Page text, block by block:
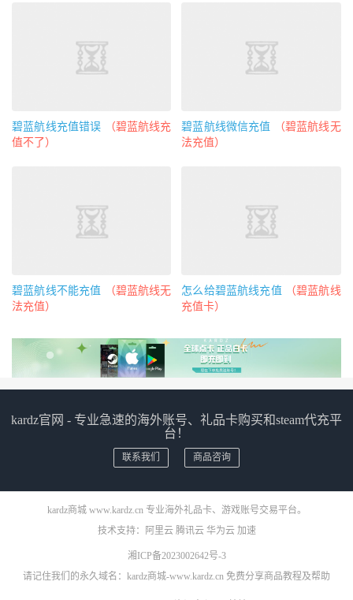
碧蓝航线充值错误
（碧蓝航线充
值不了）
碧蓝航线微信充值
（碧蓝航线无
法充值）
碧蓝航线不能充值
（碧蓝航线无
法充值）
怎么给碧蓝航线充值
（碧蓝航线
充值卡）
kardz官网 - 专业急速的海外账号、礼品卡购买和steam代充平
台！
联系我们 商品咨询
kardz商城 www.kardz.cn 专业海外礼品卡、游戏账号交易平台。
技术支持：
阿里云 腾讯云 华为云加速
湘ICP备2023002642号-3
请记住我们的永久域名：kardz商城-www.kardz.cn 免费分享商品教程及帮助